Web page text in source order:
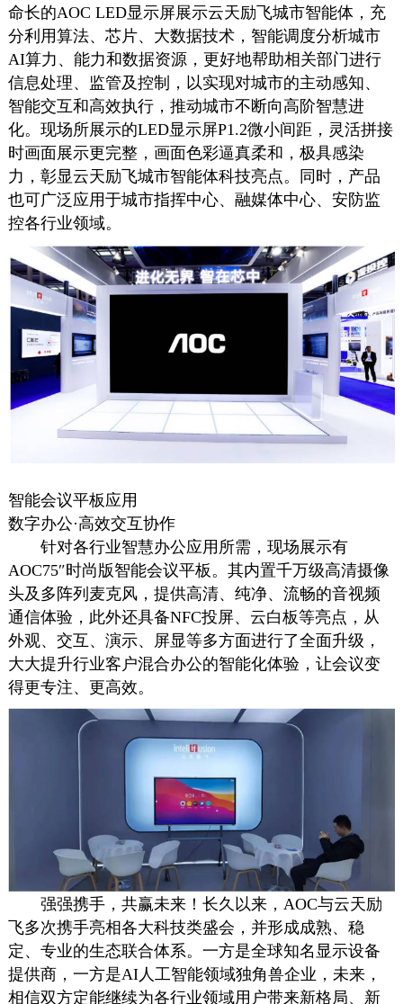
命长的AOC LED显示屏展示云天励飞城市智能体，充
分利用算法、芯片、大数据技术，智能调度分析城市
AI算力、能力和数据资源，更好地帮助相关部门进行
信息处理、监管及控制，以实现对城市的主动感知、
智能交互和高效执行，推动城市不断向高阶智慧进
化。现场所展示的LED显示屏P1.2微小间距，灵活拼接
时画面展示更完整，画面色彩逼真柔和，极具感染
力，彰显云天励飞城市智能体科技亮点。同时，产品
也可广泛应用于城市指挥中心、融媒体中心、安防监
控各行业领域。
智能会议平板应用
数字办公·高效交互协作
针对各行业智慧办公应用所需，现场展示有
AOC75″时尚版智能会议平板。其内置千万级高清摄像
头及多阵列麦克风，提供高清、纯净、流畅的音视频
通信体验，此外还具备NFC投屏、云白板等亮点，从
外观、交互、演示、屏显等多方面进行了全面升级，
大大提升行业客户混合办公的智能化体验，让会议变
得更专注、更高效。
强强携手，共赢未来！长久以来，AOC与云天励
飞多次携手亮相各大科技类盛会，并形成成熟、稳
定、专业的生态联合体系。一方是全球知名显示设备
提供商，一方是AI人工智能领域独角兽企业，未来，
相信双方定能继续为各行业领域用户带来新格局、新